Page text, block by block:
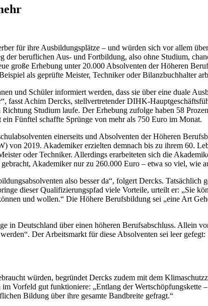
für ihre Ausbildungsplätze – und würden sich vor allem
der beruflichen Aus- und Fortbildung, also ohne Studium,
große Erhebung unter 20.000 Absolventen der Höheren
als geprüfte Meister, Techniker oder Bilanzbuchhalter
und Schüler informiert werden, dass sie über eine duale
fasst Achim Dercks, stellvertretender DIHK-
Studium laufe. Der Erhebung zufolge haben 58
Fünftel schaffte Sprünge von mehr als 750 Euro im Monat.
einerseits und Absolventen der Höheren
von 2019. Akademiker erzielten demnach bis zu ihrem 60.
oder Techniker. Allerdings erarbeiteten sich die
Akademiker nur zu 260.000 Euro – etwa so viel, wie
also besser da“, folgert Dercks.
dieser Qualifizierungspfad viele Vorteile, urteilt er: „Sie
und wollen.“ Die Höhere Berufsbildung sei „eine Art
in Deutschland über einen höheren Berufsabschluss. Allein
Der Arbeitsmarkt für diese Absolventen sei leer
würden, begründet Dercks zudem mit dem
im Vorfeld gut funktioniere: „Entlang der
Bildung über ihre gesamte Bandbreite gefragt.“